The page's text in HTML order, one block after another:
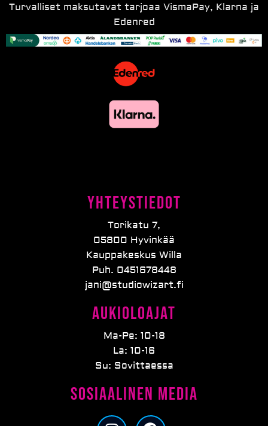
Turvalliset maksutavat tarjoaa VismaPay, Klarna ja
Edenred
Yhteystiedot
Torikatu 7,
05800 Hyvinkää
Kauppakeskus Willa
Puh. 0451678448
jani@studiowizart.fi
Aukioloajat
Ma-Pe: 10-18
La: 10-16
Su: Sovittaessa
Sosiaalinen media
I F